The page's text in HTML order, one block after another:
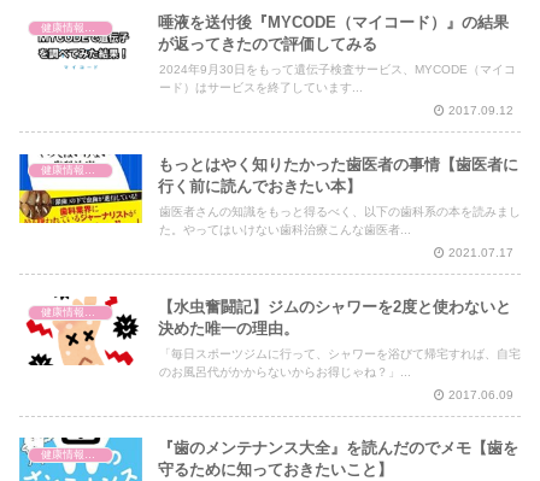
唾液を送付後『MYCODE（マイコード）』の結果
が返ってきたので評価してみる
2024年9月30日をもって遺伝子検査サービス、MYCODE（マイコ
ード）はサービスを終了しています...
2017.09.12
もっとはやく知りたかった歯医者の事情【歯医者に
行く前に読んでおきたい本】
歯医者さんの知識をもっと得るべく、以下の歯科系の本を読みまし
た。やってはいけない歯科治療こんな歯医者...
2021.07.17
【水虫奮闘記】ジムのシャワーを2度と使わないと
決めた唯一の理由。
「毎日スポーツジムに行って、シャワーを浴びて帰宅すれば、自宅
のお風呂代がかからないからお得じゃね？」...
2017.06.09
『歯のメンテナンス大全』を読んだのでメモ【歯を
守るために知っておきたいこと】